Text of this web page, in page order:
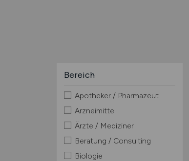
Bereich
Apotheker / Pharmazeut
Arzneimittel
Ärzte / Mediziner
Beratung / Consulting
Biologie